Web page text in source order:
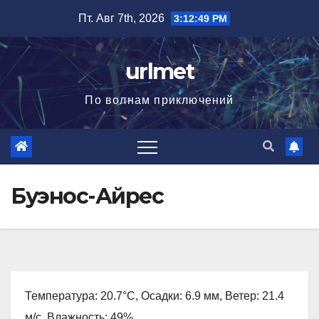
содержимому
Пт. Авг 7th, 2026 3:12:50 PM
urlmet
По волнам приключений
Буэнос-Айрес
Температура: 20.7°C, Осадки: 6.9 мм, Ветер: 21.4